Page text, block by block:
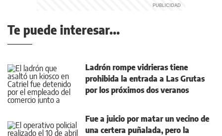
Te puede interesar...
Ladrón rompe vidrieras tiene
prohibida la entrada a Las Grutas
por los próximos dos veranos
Fue a juicio por matar un vecino de
una certera puñalada, pero la